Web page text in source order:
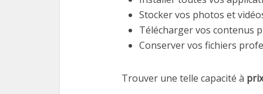
Stocker vos photos et
Télécharger vos contenus
Conserver vos fichiers
Trouver une telle capacité à